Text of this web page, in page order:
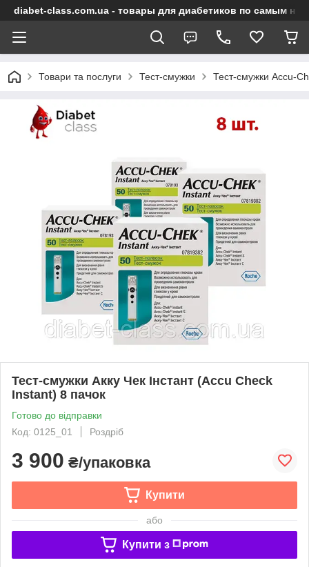
diabet-class.com.ua - товары для диабетиков по самым
Товари та послуги Тест-смужки Тест-смужки Accu-
Тест-смужки Акку Чек Інстант (Accu Check
Instant) 8 пачок
Готово до відправки
Код: 0125_01
Роздріб
3 900 ₴/упаковка
Купити
або
Купити з